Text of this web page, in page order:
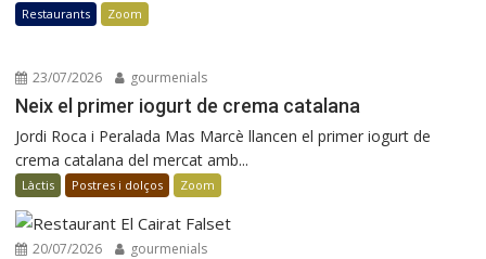
Restaurants Zoom
23/07/2026 gourmenials
Neix el primer iogurt de crema catalana
Jordi Roca i Peralada Mas Marcè llancen el primer iogurt de
crema catalana del mercat amb...
Làctis Postres i dolços Zoom
20/07/2026 gourmenials